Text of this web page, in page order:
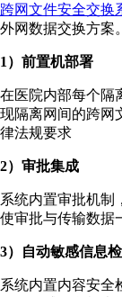
跨网文件安全交换
外网数据交换方案。
1）前置机部署
在医院内部每个隔
现隔离网间的跨网
律法规要求
2）审批集成
系统内置审批机制
使审批与传输数据
3）自动敏感信息
系统内置内容安全